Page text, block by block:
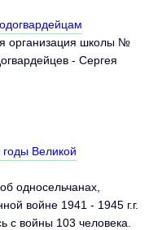
организация школы №
- Сергея
Великой
односельчанах,
войне 1941 - 1945 г.г.
с войны 103 человека.